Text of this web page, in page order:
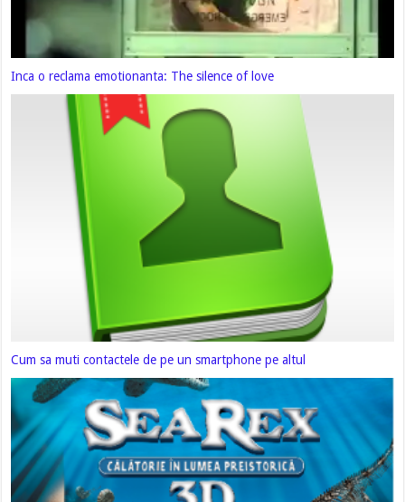
Inca o reclama emotionanta: The silence of love
Cum sa muti contactele de pe un smartphone pe altul